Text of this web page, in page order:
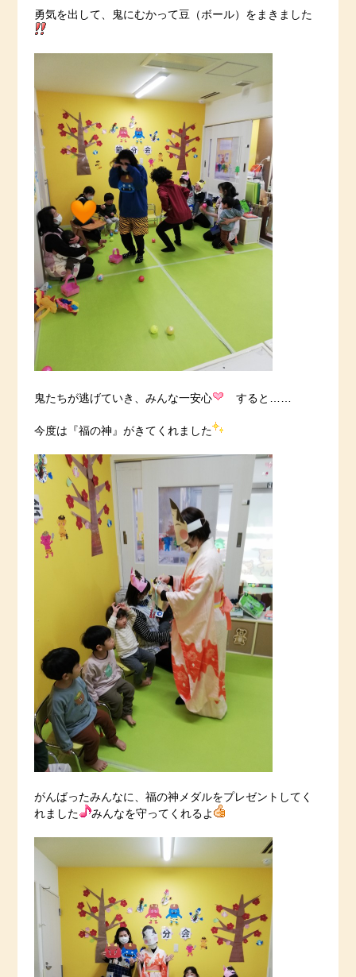
勇気を出して、鬼にむかって豆（ボール）をまきました
鬼たちが逃げていき、みんな一安心 すると……
今度は『福の神』がきてくれました
がんばったみんなに、福の神メダルをプレゼントしてく
れました
みんなを守ってくれるよ